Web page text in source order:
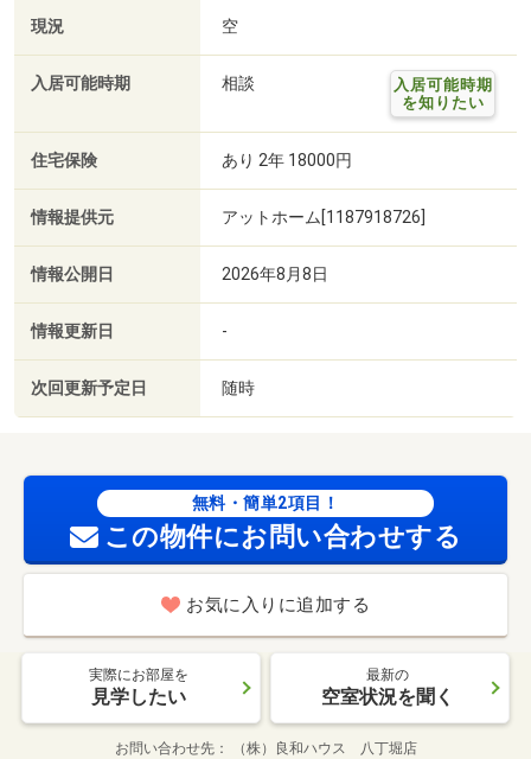
現況 空
入居可能時期 相談
入居可能時期
を知りたい
住宅保険 あり 2年 18000円
情報提供元 アットホーム[1187918726]
情報公開日 2026年8月8日
情報更新日 -
次回更新予定日 随時
無料・簡単2項目！
この物件にお問い合わせする
お気に入りに追加する
実際にお部屋を
見学したい
最新の
空室状況を聞く
お問い合わせ先 （株）良和ハウス 八丁堀店